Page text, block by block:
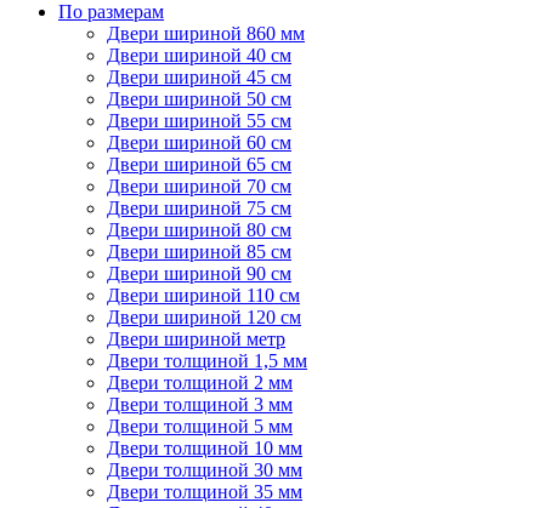
По размерам
Двери шириной 860 мм
Двери шириной 40 см
Двери шириной 45 см
Двери шириной 50 см
Двери шириной 55 см
Двери шириной 60 см
Двери шириной 65 см
Двери шириной 70 см
Двери шириной 75 см
Двери шириной 80 см
Двери шириной 85 см
Двери шириной 90 см
Двери шириной 110 см
Двери шириной 120 см
Двери шириной метр
Двери толщиной 1,5 мм
Двери толщиной 2 мм
Двери толщиной 3 мм
Двери толщиной 5 мм
Двери толщиной 10 мм
Двери толщиной 30 мм
Двери толщиной 35 мм